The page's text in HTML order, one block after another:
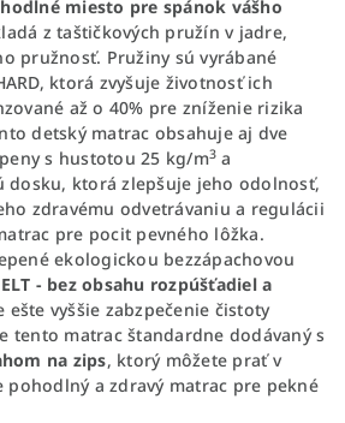
miesto pre spánok vášho
z taštičkových pružín v jadre,
pružnosť. Pružiny sú vyrábané
ktorá zvyšuje životnosť ich
až o 40% pre zníženie rizika
detský matrac obsahuje aj dve
s hustotou 25 kg/m3 a
dosku, ktorá zlepšuje jeho odolnosť,
zdravému odvetrávaniu a regulácii
pre pocit pevného lôžka.
ekologickou bezzápachovou
- bez obsahu rozpúšťadiel a
ešte vyššie zabzpečenie čistoty
tento matrac štandardne dodávaný s
na zips, ktorý môžete prať v
pohodlný a zdravý matrac pre pekné